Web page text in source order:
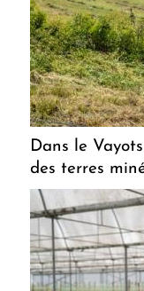
Dans le
des terres